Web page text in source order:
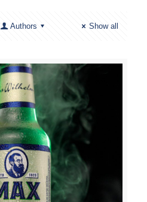
Authors Show all